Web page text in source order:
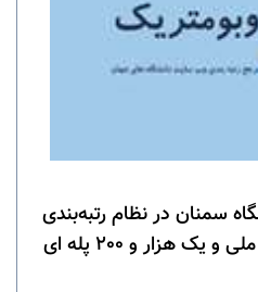
دانشگاه سمنان در نظام رتبه‌بندی
وبومتریکس در سطح ملی و یک هزار و 200 پله ای